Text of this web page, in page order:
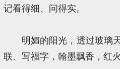
记看得细、问得实。
明媚的阳光，透过玻璃
联、写福字，翰墨飘香，红火